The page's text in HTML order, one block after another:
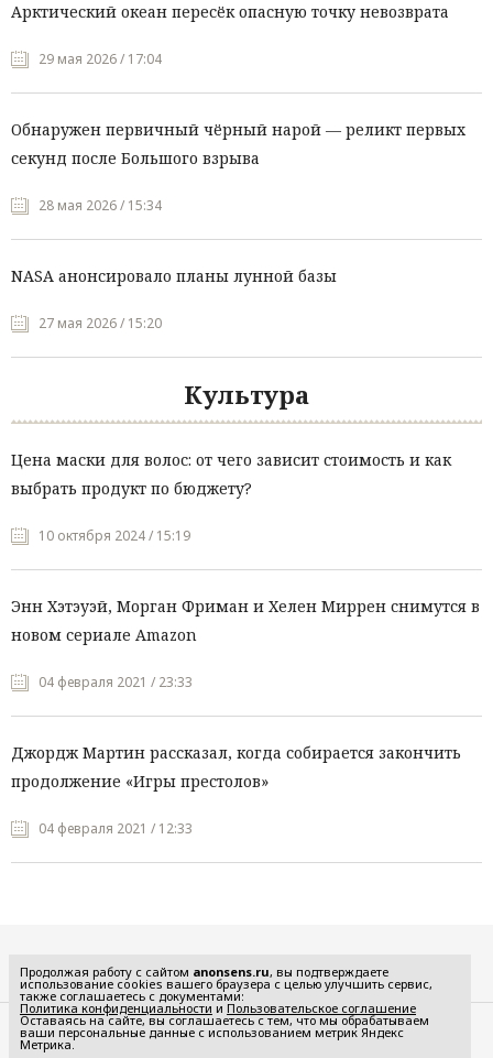
Арктический океан пересёк опасную точку невозврата
29 мая 2026 / 17:04
Обнаружен первичный чёрный нарой — реликт первых
секунд после Большого взрыва
28 мая 2026 / 15:34
NASA анонсировало планы лунной базы
27 мая 2026 / 15:20
Культура
Цена маски для волос: от чего зависит стоимость и как
выбрать продукт по бюджету?
10 октября 2024 / 15:19
Энн Хэтэуэй, Морган Фриман и Хелен Миррен снимутся в
новом сериале Amazon
04 февраля 2021 / 23:33
Джордж Мартин рассказал, когда собирается закончить
продолжение «Игры престолов»
04 февраля 2021 / 12:33
Редакция
Реклама
Продолжая работу с сайтом anonsens.ru, вы подтверждаете
использование cookies вашего браузера с целью улучшить сервис,
также соглашаетесь с документами:
Политика конфиденциальности и Пользовательское соглашение
Оставаясь на сайте, вы соглашаетесь с тем, что мы обрабатываем
ваши персональные данные с использованием метрик Яндекс
Метрика.